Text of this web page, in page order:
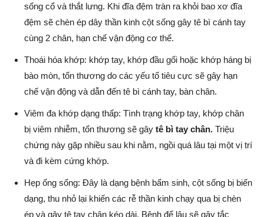
sống cổ và thắt lưng. Khi đĩa đệm tràn ra khỏi bao xơ đĩa
đệm sẽ chèn ép dây thần kinh cột sống gây tê bì cánh tay
cùng 2 chân, hạn chế vận động cơ thể.
Thoái hóa khớp: khớp tay, khớp đầu gối hoặc khớp háng bị
bào mòn, tổn thương do các yếu tố tiêu cực sẽ gây hạn
chế vận động và dẫn đến tê bì cánh tay, bàn chân.
Viêm đa khớp dạng thấp: Tình trạng khớp tay, khớp chân
bị viêm nhiễm, tổn thương sẽ gây tê bì tay chân. Triệu
chứng này gặp nhiều sau khi nằm, ngồi quá lâu tại một vị trí
và đi kèm cứng khớp.
Hẹp ống sống: Đây là dạng bệnh bẩm sinh, cột sống bị biến
dạng, thu nhỏ lại khiến các rễ thần kinh chạy qua bị chèn
ép và gây tê tay chân kéo dài. Bệnh để lâu sẽ gây tắc